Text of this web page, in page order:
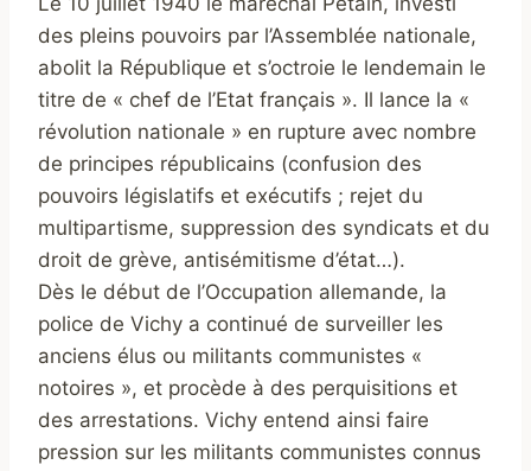
des pleins pouvoirs par l’Assemblée nationale,
abolit la République et s’octroie le lendemain le
titre de « chef de l’Etat français ». Il lance la «
révolution nationale » en rupture avec nombre
de principes républicains (confusion des
pouvoirs législatifs et exécutifs ; rejet du
multipartisme, suppression des syndicats et du
droit de grève, antisémitisme d’état…).
Dès le début de l’Occupation allemande, la
police de Vichy a continué de surveiller les
anciens élus ou militants communistes «
notoires », et procède à des perquisitions et
des arrestations. Vichy entend ainsi faire
pression sur les militants communistes connus